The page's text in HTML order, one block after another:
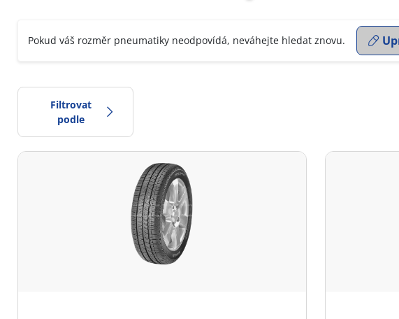
Pokud váš rozměr pneumatiky neodpovídá, neváhejte hledat znovu.
Filtrovat
podle
2
Všechny typy (5)